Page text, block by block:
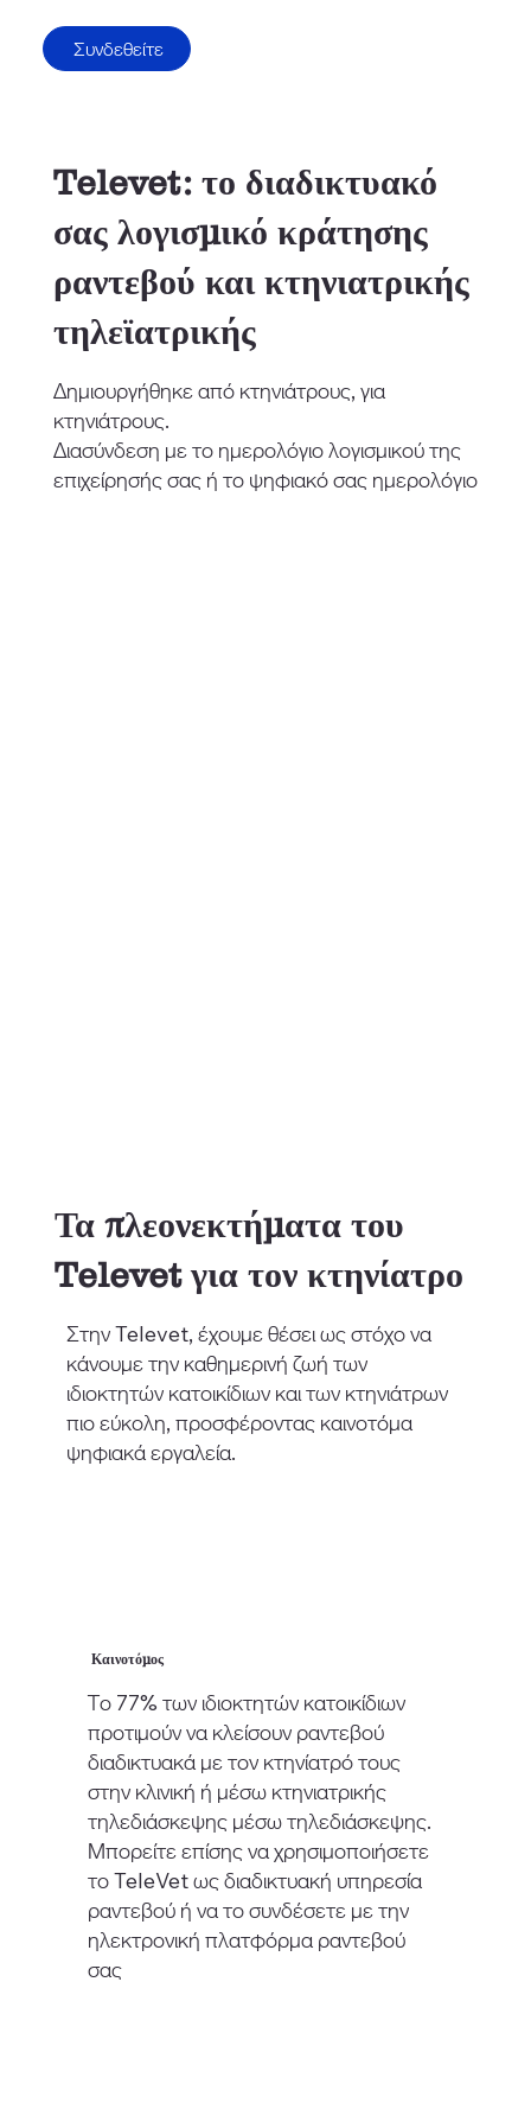
Televet: το διαδικτυακό
σας λογισμικό κράτησης
ραντεβού και κτηνιατρικής
τηλεϊατρικής
Δημιουργήθηκε από κτηνιάτρους, για
κτηνιάτρους.
Διασύνδεση με το ημερολόγιο λογισμικού της
επιχείρησής σας ή το ψηφιακό σας ημερολόγιο
Τα πλεονεκτήματα του
Televet για τον κτηνίατρο
Στην Televet, έχουμε θέσει ως στόχο να
κάνουμε την καθημερινή ζωή των
ιδιοκτητών κατοικίδιων και των κτηνιάτρων
πιο εύκολη, προσφέροντας καινοτόμα
ψηφιακά εργαλεία.
Καινοτόμος
Το 77% των ιδιοκτητών κατοικίδιων
προτιμούν να κλείσουν ραντεβού
διαδικτυακά με τον κτηνίατρό τους
στην κλινική ή μέσω κτηνιατρικής
τηλεδιάσκεψης μέσω τηλεδιάσκεψης.
Μπορείτε επίσης να χρησιμοποιήσετε
το TeleVet ως διαδικτυακή υπηρεσία
ραντεβού ή να το συνδέσετε με την
ηλεκτρονική πλατφόρμα ραντεβού
σας
Συνδεθείτε